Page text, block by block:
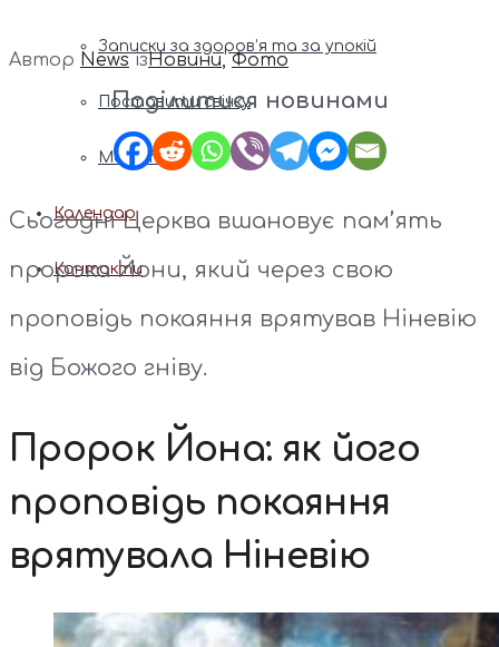
Записки за здоров’я та за упокій
Поставити свічку
Молитви
Календар
Контакти
Автор News ізНовини,Фото
Поділитися новинами
Сьогодні Церква вшановує пам’ять
пророка Йони, який через свою
проповідь покаяння врятував Ніневію
від Божого гніву.
Пророк Йона: як його
проповідь покаяння
врятувала Ніневію